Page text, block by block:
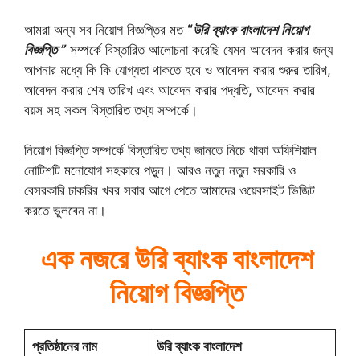
আমরা অন্য সব নিয়োগ বিজ্ঞপ্তির মত “উরি ব্যাংক বাংলাদেশ নিয়োগ
বিজ্ঞপ্তি ”সম্পর্কে বিস্তারিত আলোচনা করেছি যেমন আবেদন করার জন্য
আপনার মধ্যে কি কি যোগ্যতা থাকতে হবে ও আবেদন করার শুরুর তারিখ,
আবেদন করার শেষ তারিখ এবং আবেদন করার পদ্ধতি, আবেদন করার
বয়স সহ সকল বিস্তারিত তথ্য সম্পর্কে।
নিয়োগ বিজ্ঞপ্তি সম্পর্কে বিস্তারিত তথ্য জানতে নিচে থাকা অফিশিয়াল
নোটিশটি মনোযোগ সহকারে পড়ুন। আরও নতুন নতুন সরকারি ও
বেসরকারি চাকরির খবর সবার আগে পেতে আমাদের ওয়েবসাইট ভিজিট
করতে ভুলবেন না।
এক নজরে উরি ব্যাংক বাংলাদেশ
নিয়োগ বিজ্ঞপ্তি
প্রতিষ্ঠানের নাম উরি ব্যাংক বাংলাদেশ